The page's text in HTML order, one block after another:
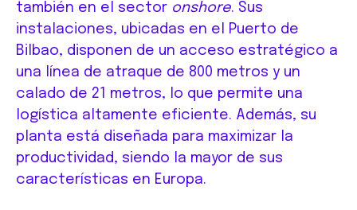
también en el sector onshore. Sus
instalaciones, ubicadas en el Puerto de
Bilbao, disponen de un acceso estratégico a
una línea de atraque de 800 metros y un
calado de 21 metros, lo que permite una
logística altamente eficiente. Además, su
planta está diseñada para maximizar la
productividad, siendo la mayor de sus
características en Europa.